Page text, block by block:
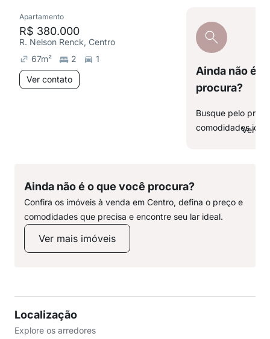
Apartamento
R$ 380.000
R. Nelson Renck, Centro
67m² 2
1
Ver contato
Ainda não é
procura?
Busque pelo
comodidadesVer
Ainda não é o que você procura?
Confira os imóveis à venda em Centro, defina o preço e
comodidades que precisa e encontre seu lar ideal.
Ver mais imóveis
Localização
Explore os arredores